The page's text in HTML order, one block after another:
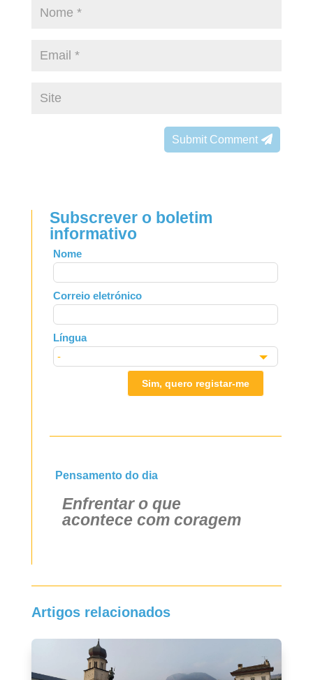
Submit Comment
Subscrever o boletim
informativo
Leave
this
field
blank
Nome
Correio eletrónico
Língua
Sim, quero registar-me
Pensamento do dia
Enfrentar o que
acontece com coragem
Artigos relacionados